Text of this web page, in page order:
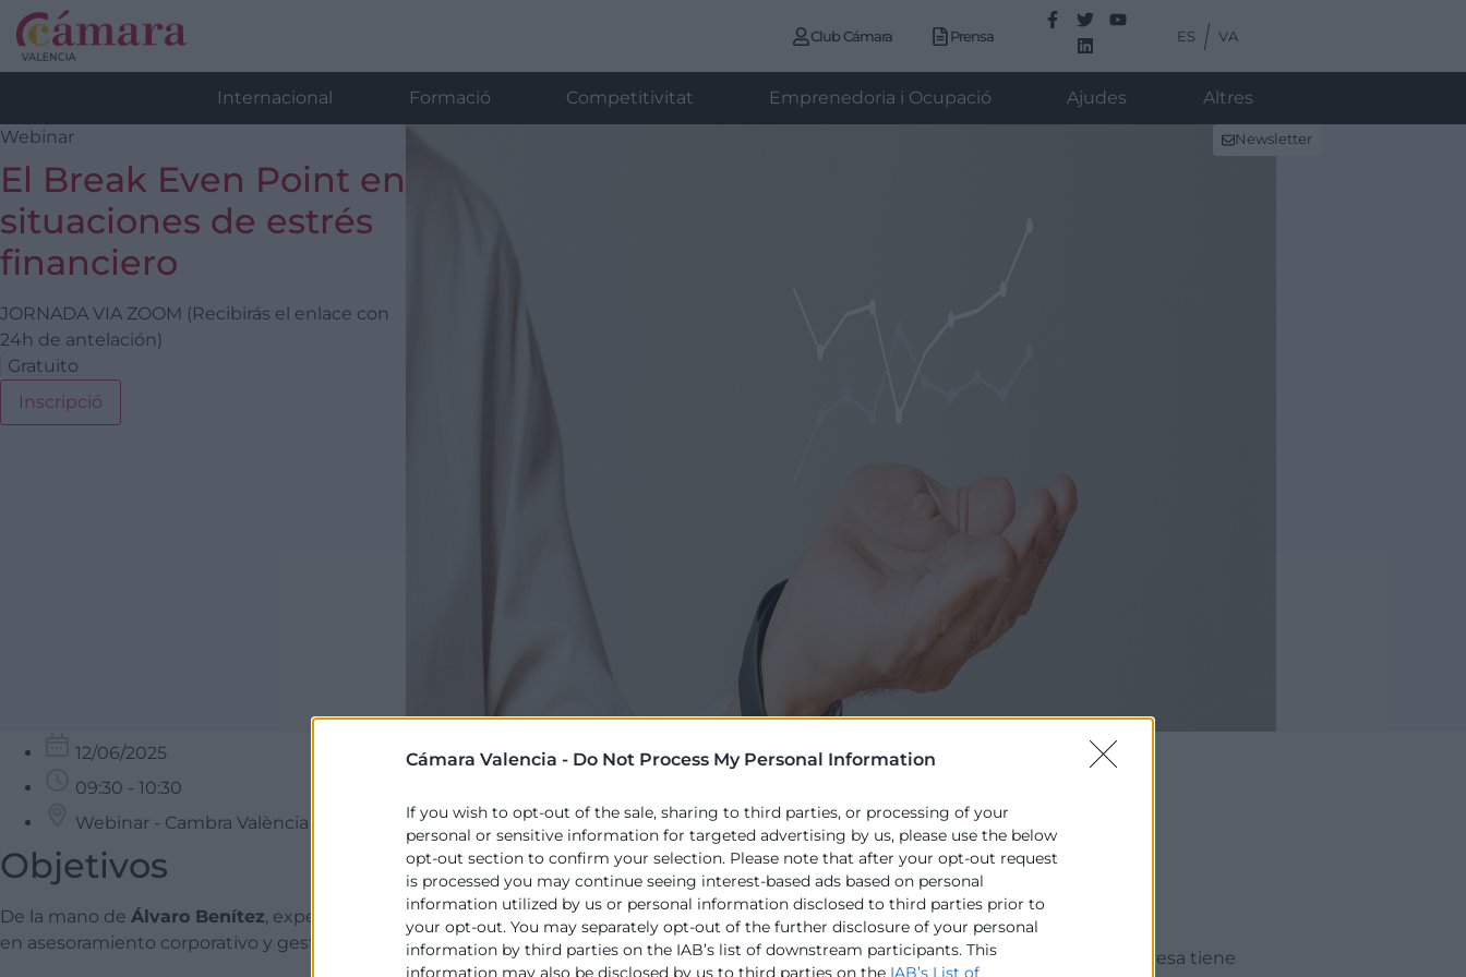
Cámara Valencia - Do Not Process My Personal Information
If you wish to opt-out of the sale, sharing to third parties, or processing of your
personal or sensitive information for targeted advertising by us, please use the below
opt-out section to confirm your selection. Please note that after your opt-out request
is processed you may continue seeing interest-based ads based on personal
information utilized by us or personal information disclosed to third parties prior to
your opt-out. You may separately opt-out of the further disclosure of your personal
information by third parties on the IAB’s list of downstream participants. This
Club Cámara Prensa ES VA
Internacional Formació Competitivitat Emprenedoria i Ocupació Ajudes Altres
Newsletter
Webinar
El Break Even Point en
situaciones de estrés
financiero
JORNADA VIA ZOOM (Recibirás el enlace con
24h de antelación)
Gratuito
Inscripció
12/06/2025
09:30 - 10:30
Webinar - Cambra València | Sessió En línia
Objetivos
De la mano de Álvaro Benítez, experto en dirección financiera con amplia trayectoria
en asesoramiento corporativo y gestión de tesorería, aprenderás a:
Programa
09:30
Stress financiero:por qué una empresa tiene